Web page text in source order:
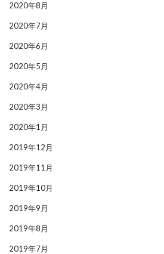
2020年8月
2020年7月
2020年6月
2020年5月
2020年4月
2020年3月
2020年1月
2019年12月
2019年11月
2019年10月
2019年9月
2019年8月
2019年7月